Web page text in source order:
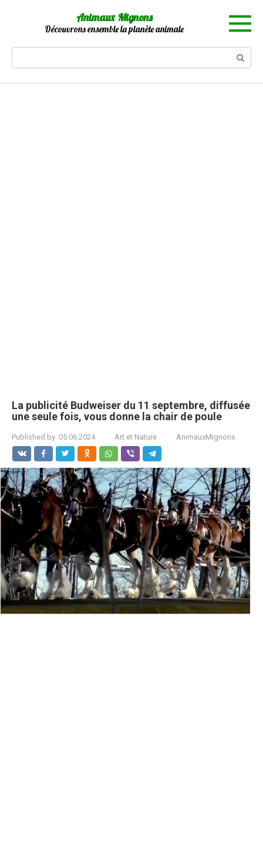
Animaux Mignons
Découvrons ensemble la planète animale
La publicité Budweiser du 11 septembre, diffusée
une seule fois, vous donne la chair de poule
Published by: 05.06.2024 Art et Nature AnimauxMignons